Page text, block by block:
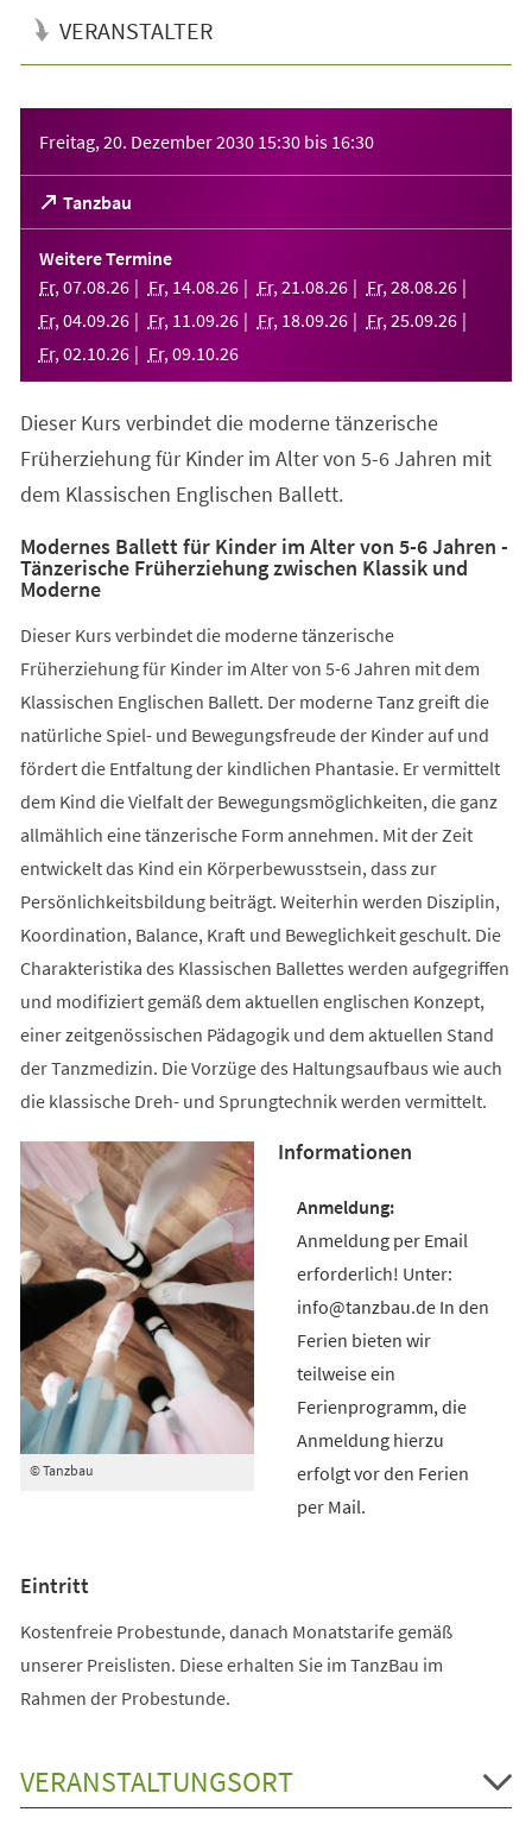
VERANSTALTER
Freitag, 20. Dezember 2030 15:30 bis 16:30
Tanzbau
(Öffnet
in
einem
neuen
Tab)
Weitere Termine
Fr, 07.08.26 Fr, 14.08.26 Fr, 21 .08.26 Fr, 28.08.26
Fr, 04.09.26 Fr, 11 .09.26 Fr, 18.09.26 Fr, 25.09.26
Fr, 02.10.26 Fr, 09.10.26
Dieser Kurs verbindet die moderne tänzerische
Früherziehung für Kinder im Alter von 5-6 Jahren mit
dem Klassischen Englischen Ballett.
Modernes Ballett für Kinder im Alter von 5-6 Jahren -
Tänzerische Früherziehung zwischen Klassik und
Moderne
Dieser Kurs verbindet die moderne tänzerische
Früherziehung für Kinder im Alter von 5-6 Jahren mit dem
Klassischen Englischen Ballett. Der moderne Tanz greift die
natürliche Spiel- und Bewegungsfreude der Kinder auf und
fördert die Entfaltung der kindlichen Phantasie. Er vermittelt
dem Kind die Vielfalt der Bewegungsmöglichkeiten, die ganz
allmählich eine tänzerische Form annehmen. Mit der Zeit
entwickelt das Kind ein Körperbewusstsein, dass zur
Persönlichkeitsbildung beiträgt. Weiterhin werden Disziplin,
Koordination, Balance, Kraft und Beweglichkeit geschult. Die
Charakteristika des Klassischen Ballettes werden aufgegriffen
und modifiziert gemäß dem aktuellen englischen Konzept,
einer zeitgenössischen Pädagogik und dem aktuellen Stand
der Tanzmedizin. Die Vorzüge des Haltungsaufbaus wie auch
die klassische Dreh- und Sprungtechnik werden vermittelt.
© Tanzbau
Informationen
Anmeldung per Email
erforderlich! Unter:
info@tanzbau.de In den
Ferien bieten wir
teilweise ein
Ferienprogramm, die
Anmeldung hierzu
erfolgt vor den Ferien
per Mail.
Eintritt
Kostenfreie Probestunde, danach Monatstarife gemäß
unserer Preislisten. Diese erhalten Sie im TanzBau im
Rahmen der Probestunde.
VERANSTALTUNGSORT